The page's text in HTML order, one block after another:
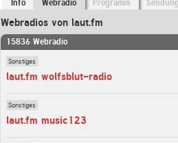
Info Webradio Programm
Webradios von laut.fm
15836 Webradio
Sonstiges
laut.fm wolfsblut-radio
Sonstiges
laut.fm music123